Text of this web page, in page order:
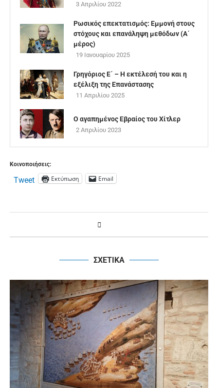
3 Απριλίου 2022
Ρωσικός επεκτατισμός: Εμμονή στους
στόχους και επανάληψη μεθόδων (Α΄
μέρος)
19 Ιανουαρίου 2025
Γρηγόριος Ε΄ – Η εκτέλεσή του και η
εξέλιξη της Επανάστασης
11 Απριλίου 2025
Ο αγαπημένος Εβραίος του Χίτλερ
2 Απριλίου 2023
Κοινοποιήσεις:
Tweet Εκτύπωση Email
ΣΧΕΤΙΚΑ